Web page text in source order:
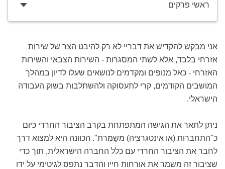
ראשי פרקים
אני מבקש להקדיש את דבריי לא רק להיבט הצר של שירות
אזרחי בלבד, אלא לשתי המסגרות - השירות הצבאי והשירות
האזרחי - כאל מנופים ומקדמים לנושאים שעלו לדיון במהלך
המושבים הקודמים, קרי לתעסוקה ולהשתלבות בשוק העבודה
הישראלי.
ניתן לתאר את הגישה המתפתחת בקרב הציבור החרדי כיום
כ"התחברות (או אינטגרציה) משַמֶרת". הכוונה היא למצוא דרך
לחבר את הציבור החרדי עם כלל החברה הישראלית, תוך כדי
שציבור זה משמר את אורחות חייו והדבר נתפס לגיטימי על ידו